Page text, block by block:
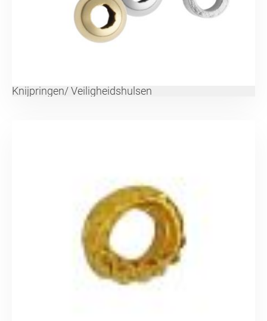
Knijpringen/ Veiligheidshulsen